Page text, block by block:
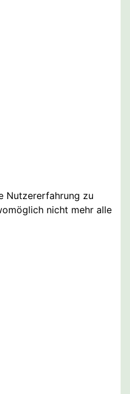
Nutzererfahrung zu
nicht mehr alle